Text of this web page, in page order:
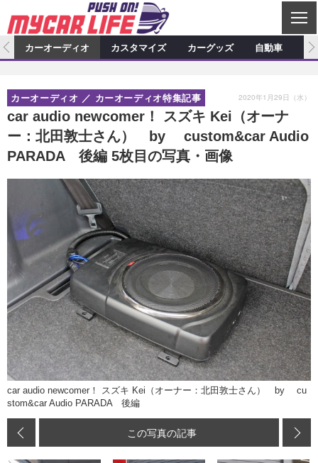
C
L
S
E
カーオーディオ
プロショップ検索 ショップ訪問記
カーオーディオニュース デモカー製作記
その他
カスタマイズ特集記事 カスタマイズ新製品情報
カスタマイズニュース
カーグッズ
カーグッズ特集記事 カーグッズ新製品情報
カーグッズニュース
自動車
スクープ
カーオーディオ カスタマイズ カーグッズ 自動車
car audio newcomer！ スズキ Kei（オーナ
ー：北田敦士さん） by custom&car Audio
PARADA 後編 5枚目の写真・画像
カーオーディオ カーオーディオ特集記事 2020年1月29日（水）
car audio newcomer！ スズキ Kei（オーナー：北田敦士さん） by cu
stom&car Audio PARADA 後編
この写真の記事